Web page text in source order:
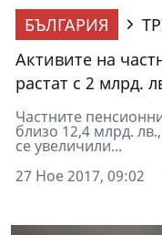
БЪЛГАРИЯ
Активите на
растат с 2 млрд.
Частните
близо 12,4 млрд.
се увеличили...
27 Ное 2017, 09:02